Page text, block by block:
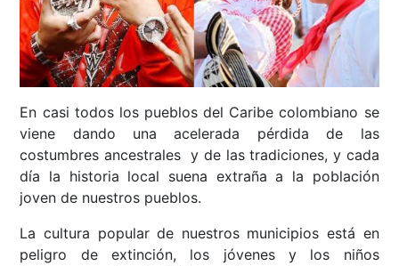
En casi todos los pueblos del Caribe colombiano se
viene dando una acelerada pérdida de las
costumbres ancestrales y de las tradiciones, y cada
día la historia local suena extraña a la población
joven de nuestros pueblos.
La cultura popular de nuestros municipios está en
peligro de extinción, los jóvenes y los niños